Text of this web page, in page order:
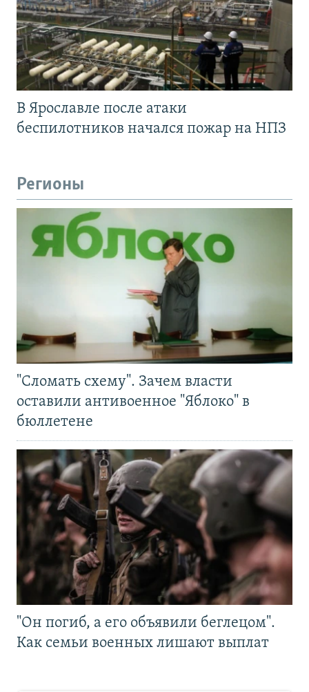
В Ярославле после атаки
беспилотников начался пожар на НПЗ
Регионы
"Сломать схему". Зачем власти
оставили антивоенное "Яблоко" в
бюллетене
"Он погиб, а его объявили беглецом".
Как семьи военных лишают выплат